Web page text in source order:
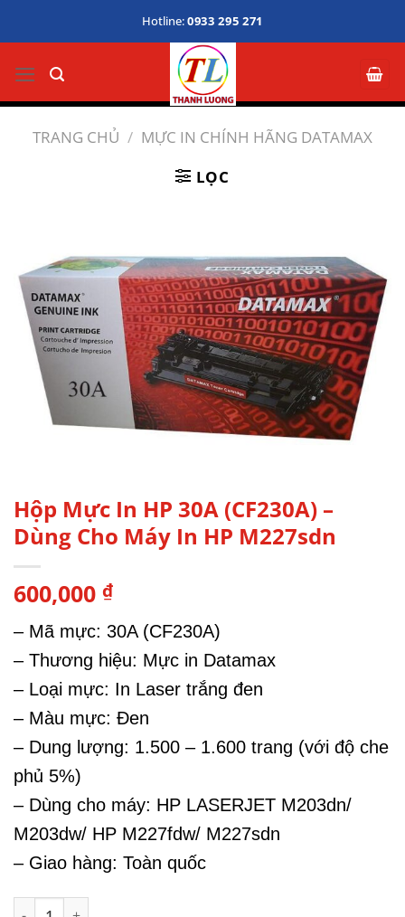
dung
Hotline:0933 295 271
TRANG CHỦ / MỰC IN CHÍNH HÃNG DATAMAX
LỌC
Hộp Mực In HP 30A (CF230A) –
Dùng Cho Máy In HP M227sdn
600,000 ₫
– Mã mực: 30A (CF230A)
– Thương hiệu: Mực in Datamax
– Loại mực: In Laser trắng đen
– Màu mực: Đen
– Dung lượng: 1.500 – 1.600 trang (với độ che
phủ 5%)
– Dùng cho máy: HP LASERJET M203dn/
M203dw/ HP M227fdw/ M227sdn
– Giao hàng: Toàn quốc
Hộp Mực In HP 30A (CF230A) - Dùng Cho Máy In HP